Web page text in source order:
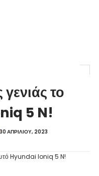
το
5 N!
30 ΑΠΡΙΛΊΟΥ, 2023